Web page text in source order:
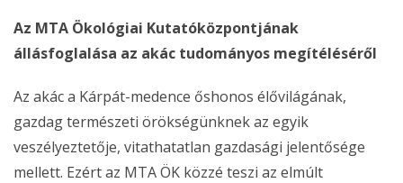
Az MTA Ökológiai Kutatóközpontjának
állásfoglalása az akác tudományos megítéléséről
Az akác a Kárpát-medence őshonos élővilágának,
gazdag természeti örökségünknek az egyik
veszélyeztetője, vitathatatlan gazdasági jelentősége
mellett. Ezért az MTA ÖK közzé teszi az elmúlt